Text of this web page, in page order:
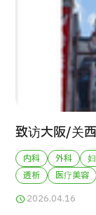
医疗项目检索
按部位・疾病搜索
按检查・术式・
治疗方法搜索
搜索美容医疗
新闻
面向医疗机构
致访大阪/关
内科 外科
透析
医疗美容
2026.04.16